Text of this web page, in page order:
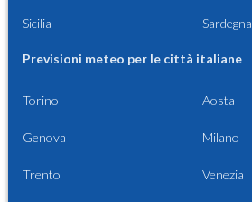
Sicilia Sardegna
Previsioni meteo per le città italiane
Torino Aosta
Genova Milano
Trento Venezia